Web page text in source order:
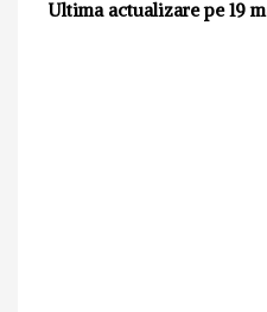
Ultima actualizare pe 19